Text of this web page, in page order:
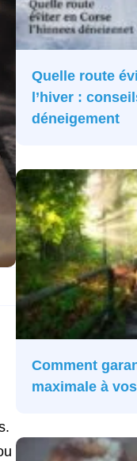
Quelle route
l’hiver :
déneigement
Comment
maximale à